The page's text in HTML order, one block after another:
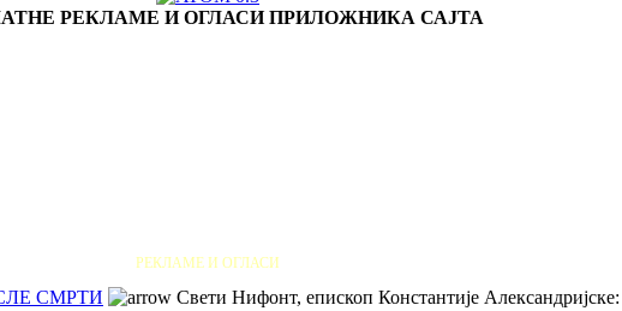
РЕКЛАМЕ И ОГЛАСИ ПРИЛОЖНИКА САЈТА
РЕКЛАМЕ И ОГЛАСИ
СМРТИ
Свети Нифонт, епископ Константије